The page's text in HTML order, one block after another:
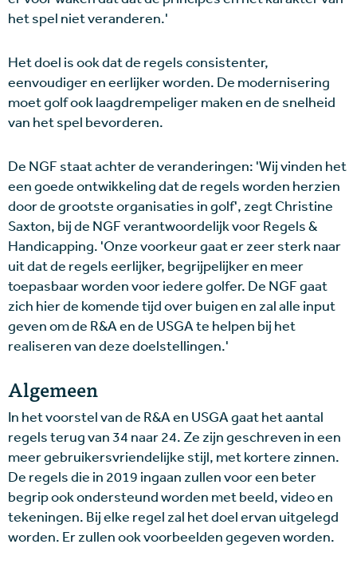
het spel niet veranderen.'
Het doel is ook dat de regels consistenter,
eenvoudiger en eerlijker worden. De modernisering
moet golf ook laagdrempeliger maken en de snelheid
van het spel bevorderen.
De NGF staat achter de veranderingen: 'Wij vinden het
een goede ontwikkeling dat de regels worden herzien
door de grootste organisaties in golf', zegt Christine
Saxton, bij de NGF verantwoordelijk voor Regels &
Handicapping. 'Onze voorkeur gaat er zeer sterk naar
uit dat de regels eerlijker, begrijpelijker en meer
toepasbaar worden voor iedere golfer. De NGF gaat
zich hier de komende tijd over buigen en zal alle input
geven om de R&A en de USGA te helpen bij het
realiseren van deze doelstellingen.'
Algemeen
In het voorstel van de R&A en USGA gaat het aantal
regels terug van 34 naar 24. Ze zijn geschreven in een
meer gebruikersvriendelijke stijl, met kortere zinnen.
De regels die in 2019 ingaan zullen voor een beter
begrip ook ondersteund worden met beeld, video en
tekeningen. Bij elke regel zal het doel ervan uitgelegd
worden. Er zullen ook voorbeelden gegeven worden.